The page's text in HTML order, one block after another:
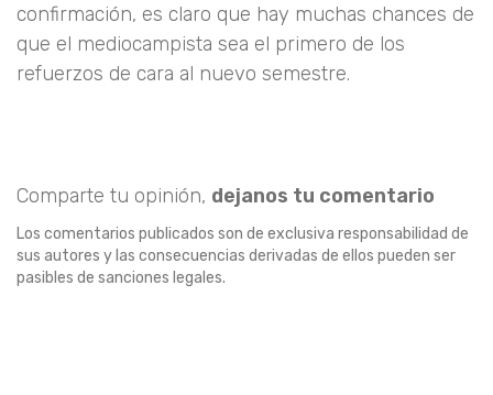
confirmación, es claro que hay muchas chances de
que el mediocampista sea el primero de los
refuerzos de cara al nuevo semestre.
Comparte tu opinión, dejanos tu comentario
Los comentarios publicados son de exclusiva responsabilidad de
sus autores y las consecuencias derivadas de ellos pueden ser
pasibles de sanciones legales.